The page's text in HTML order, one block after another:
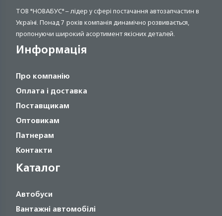
ТОВ "НОВАБУС" – лідер у сфері постачання автозапчастин в
Україні. Понад 7 років компанія динамічно розвивається,
пропонуючи широкий асортимент якісних деталей.
Информація
Про компанію
Оплата і доставка
Поставщикам
Оптовикам
Патнерам
Контакти
Каталог
Автобуси
Вантажні автомобілі